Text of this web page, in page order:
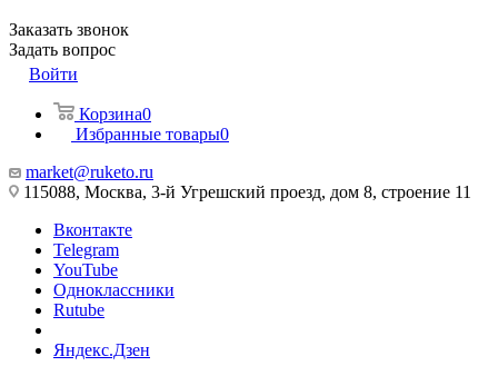
Заказать звонок
Задать вопрос
Войти
Корзина0
Избранные товары0
market@ruketo.ru
115088, Москва, 3-й Угрешский проезд, дом 8, строение 11
Вконтакте
Telegram
YouTube
Одноклассники
Rutube
Яндекс.Дзен